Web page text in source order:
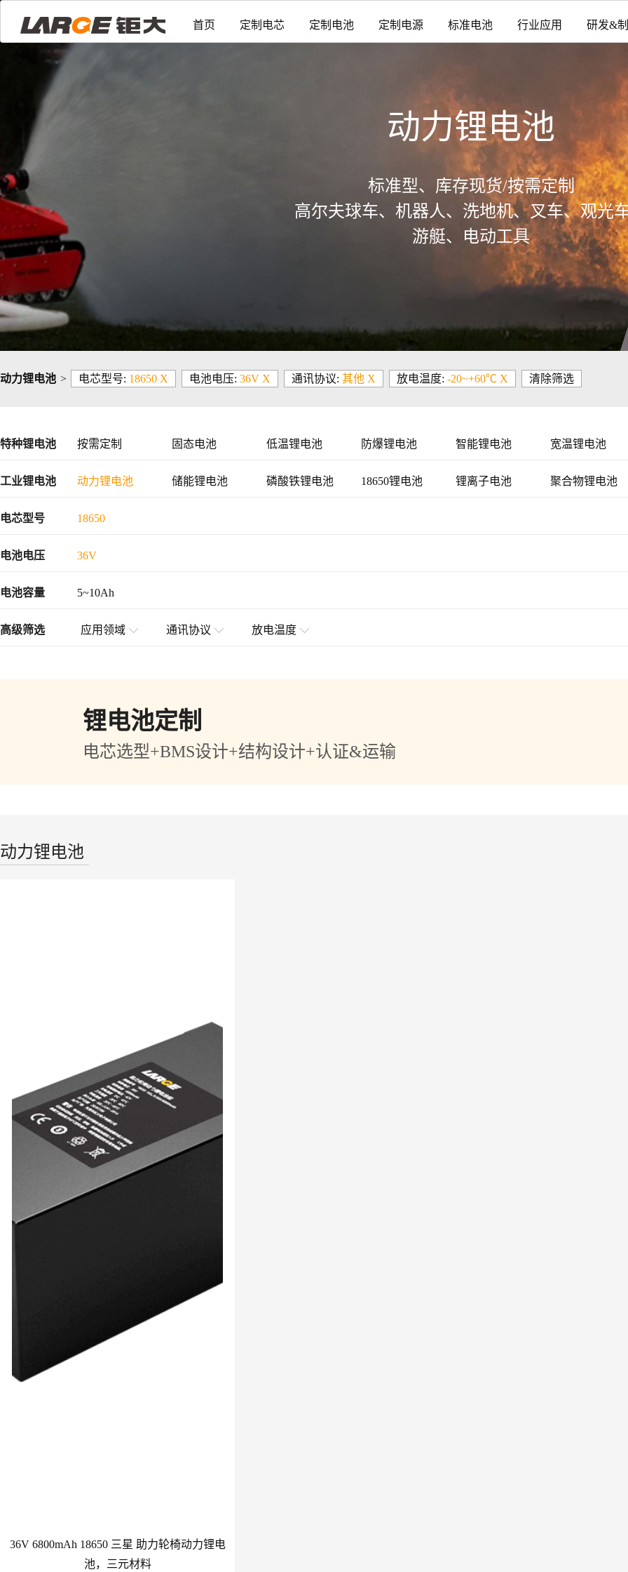
首页 定制电芯 定制电池 定制电源 标准电池 行业应用 研发&
动力锂电池
标准型、库存现货/按需定制
高尔夫球车、机器人、洗地机、叉车、观光
游艇、电动工具
动力锂电池 > 电芯型号: 18650 X 电池电压: 36V X 通讯协议: 其他 X 放电温度: -20~+60℃ X 清除筛选
特种锂电池 按需定制 固态电池 低温锂电池 防爆锂电池 智能锂电池 宽温锂电池
工业锂电池 动力锂电池 储能锂电池 磷酸铁锂电池 18650锂电池 锂离子电池 聚合物锂电池
48V锂电池
电芯型号 18650
电池电压 36V
电池容量 5~10Ah
高级筛选 应用领域 通讯协议 放电温度
锂电池定制
电芯选型+BMS设计+结构设计+认证&运输
动力锂电池
36V 6800mAh 18650 三星 助力轮椅动力锂电
池，三元材料